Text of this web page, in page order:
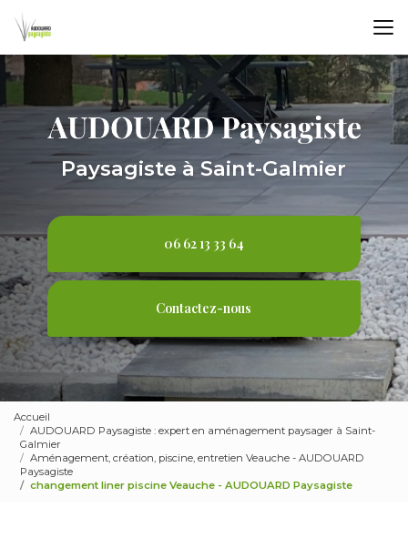
contenu
principal
Paysagiste à Saint-Galmier
06 62 13 33 64
Contactez-nous
Accueil
AUDOUARD Paysagiste : expert en aménagement paysager à Saint-
Galmier
Aménagement, création, piscine, entretien Veauche - AUDOUARD
Paysagiste
changement liner piscine Veauche - AUDOUARD Paysagiste